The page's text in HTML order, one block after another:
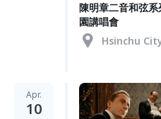
陳明章二音和弦
園講唱會
Hsinchu
Apr.
10